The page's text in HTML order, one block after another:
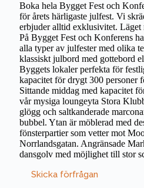
Boka hela Bygget Fest och
för årets härligaste julfest. Vi
erbjuder alltid exklusivitet. Läget
På Bygget Fest och Konferens
alla typer av julfester med olika
klassiskt julbord med gottebord
Byggets lokaler perfekta för
kapacitet för drygt 300 personer
Sittande middag med kapacitet
vår mysiga loungeyta Stora
glögg och saltkanderade
bubbel. Ytan är möblerad med
fönsterpartier som vetter mot
Norrlandsgatan. Angränsade
dansgolv med möjlighet till stor
Skicka förfrågan